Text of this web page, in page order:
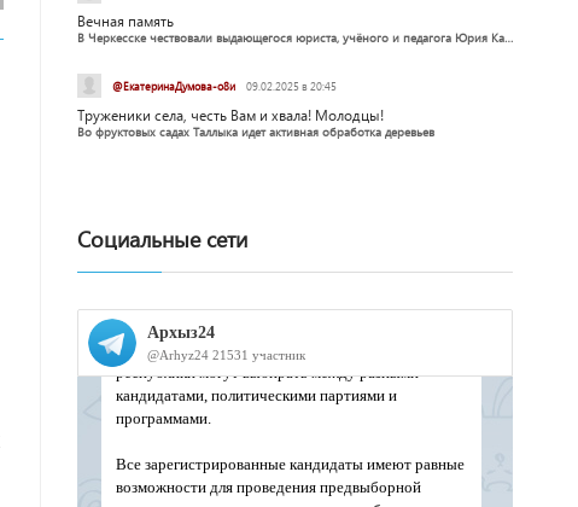
Вечная память
В Черкесске чествовали выдающегося юриста, учёного и педагога Юрия Калмыкова
@ЕкатеринаДумова-о8и 09.02.2025 в 20:45
Труженики села, честь Вам и хвала! Молодцы!
Во фруктовых садах Таллыка идет активная обработка деревьев
Социальные сети